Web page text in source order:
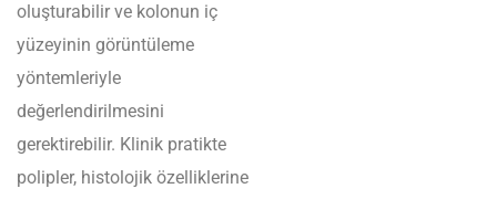
oluşturabilir ve kolonun iç
yüzeyinin görüntüleme
yöntemleriyle
değerlendirilmesini
gerektirebilir. Klinik pratikte
polipler, histolojik özelliklerine